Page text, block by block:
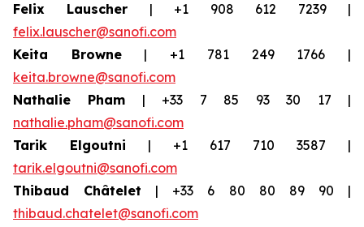
Felix Lauscher | +1 908 612 7239 |
felix.lauscher@sanofi.com
Keita Browne| +1 781 249 1766 |
keita.browne@sanofi.com
Nathalie Pham | +33 7 85 93 30 17 |
nathalie.pham@sanofi.com
Tarik Elgoutni | +1 617 710 3587 |
tarik.elgoutni@sanofi.com
Thibaud Châtelet | +33 6 80 80 89 90 |
thibaud.chatelet@sanofi.com